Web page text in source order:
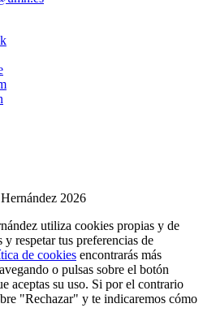
2026
utiliza cookies propias y de
respetar tus preferencias de
de cookies encontrarás más
o pulsas sobre el botón
aceptas su uso. Si por el contrario
"Rechazar" y te indicaremos cómo